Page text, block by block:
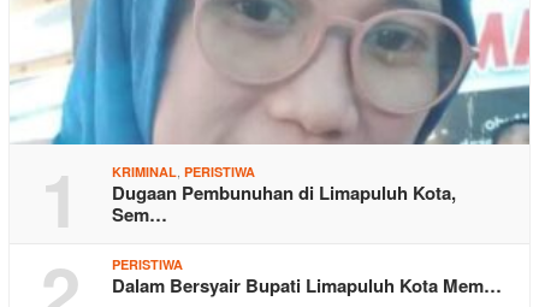
1 KRIMINAL PERISTIWA
Dugaan Pembunuhan di Limapuluh Kota,
Sem…
PERISTIWA
Dalam Bersyair Bupati Limapuluh Kota Mem…